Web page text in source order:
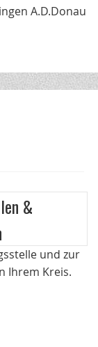
A.D.Donau
&
und zur
Ihrem Kreis.